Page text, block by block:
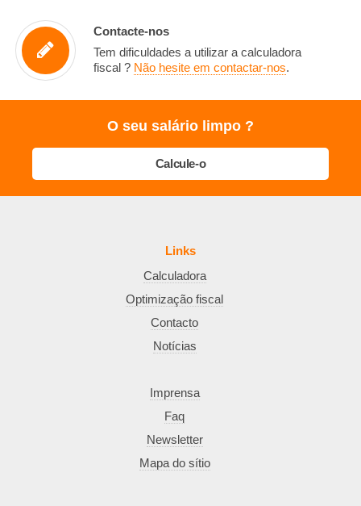
Contacte-nos
Tem dificuldades a utilizar a calculadora
fiscal ? Não hesite em contactar-nos.
O seu salário limpo ?
Calcule-o
Links
Calculadora
Optimização fiscal
Contacto
Notícias
Imprensa
Faq
Newsletter
Mapa do sítio